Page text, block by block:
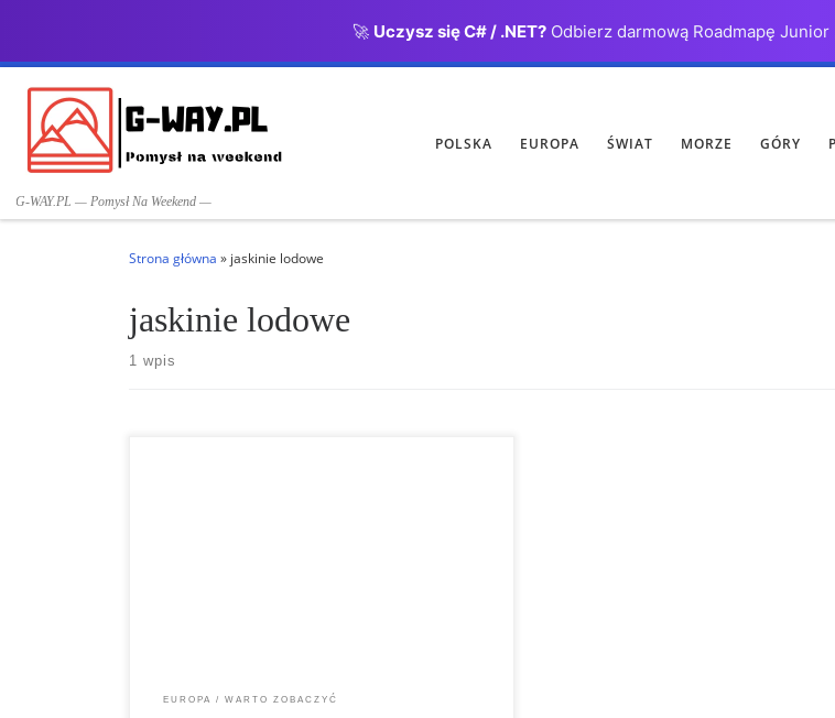
🚀 Uczysz się C# / .NET?Odbierz darmową Roadmapę Junior
G-WAY.PL — Pomysł Na Weekend —
POLSKA EUROPA ŚWIAT MORZE GÓRY
Strona główna » jaskinie lodowe
jaskinie lodowe
1 wpis
EUROPA WARTO ZOBACZYĆ